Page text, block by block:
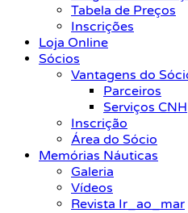
Tabela de Preços
Inscrições
Loja Online
Sócios
Vantagens do
Parceiros
Serviços CNH
Inscrição
Área do Sócio
Memórias Náuticas
Galeria
Vídeos
Revista Ir_ao_mar